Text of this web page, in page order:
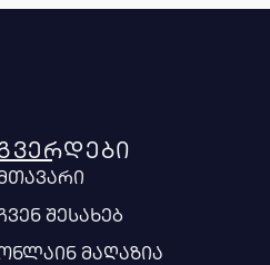
შესახებ
მაღაზია